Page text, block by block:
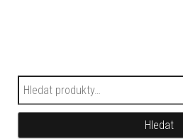
Hledat:
Hledat